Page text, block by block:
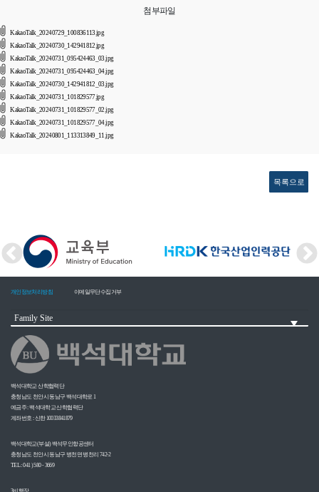
첨부파일
KakaoTalk_20240729_100836113.jpg
KakaoTalk_20240730_142941812.jpg
KakaoTalk_20240731_095424463_03.jpg
KakaoTalk_20240731_095424463_04.jpg
KakaoTalk_20240730_142941812_03.jpg
KakaoTalk_20240731_101829577.jpg
KakaoTalk_20240731_101829577_02.jpg
KakaoTalk_20240731_101829577_04.jpg
KakaoTalk_20240801_113313849_11.jpg
목록으로
개인정보처리방침 이메일무단수집거부
백석대학교 산학협력단
충청남도 천안시 동남구 백석대학로 1
예금주 : 백석대학교 산학협력단
계좌번호 : 신한 10033841879
백석대학교(부설) 백석무인항공센터
충청남도 천안시 동남구 병천면 병천리 742-2
TEL : 041 ) 580 - 3669